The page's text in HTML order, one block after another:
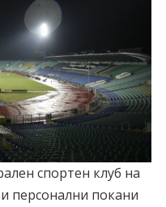
спортен клуб на
персонални покани